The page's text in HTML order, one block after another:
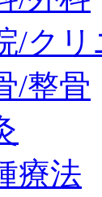
/クリ
/整骨
療法